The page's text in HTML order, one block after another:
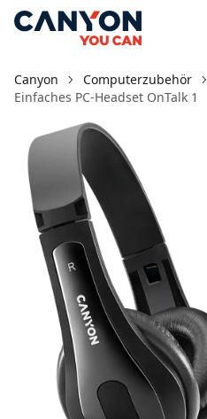
Canyon Computerzubehör
Einfaches PC-Headset OnTalk 1